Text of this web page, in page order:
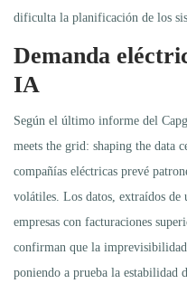
dificulta la planificación de los
Demanda
IA
Según el último informe del
meets the grid: shaping the data
compañías eléctricas prevé
volátiles. Los datos, extraídos de
empresas con facturaciones
confirman que la
poniendo a prueba la estabilidad